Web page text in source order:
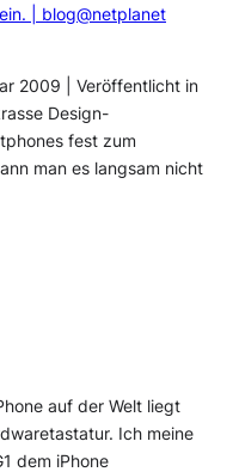
| blog@netplanet
2009 | Veröffentlicht in
Design-
fest zum
man es langsam nicht
auf der Welt liegt
Ich meine
dem iPhone